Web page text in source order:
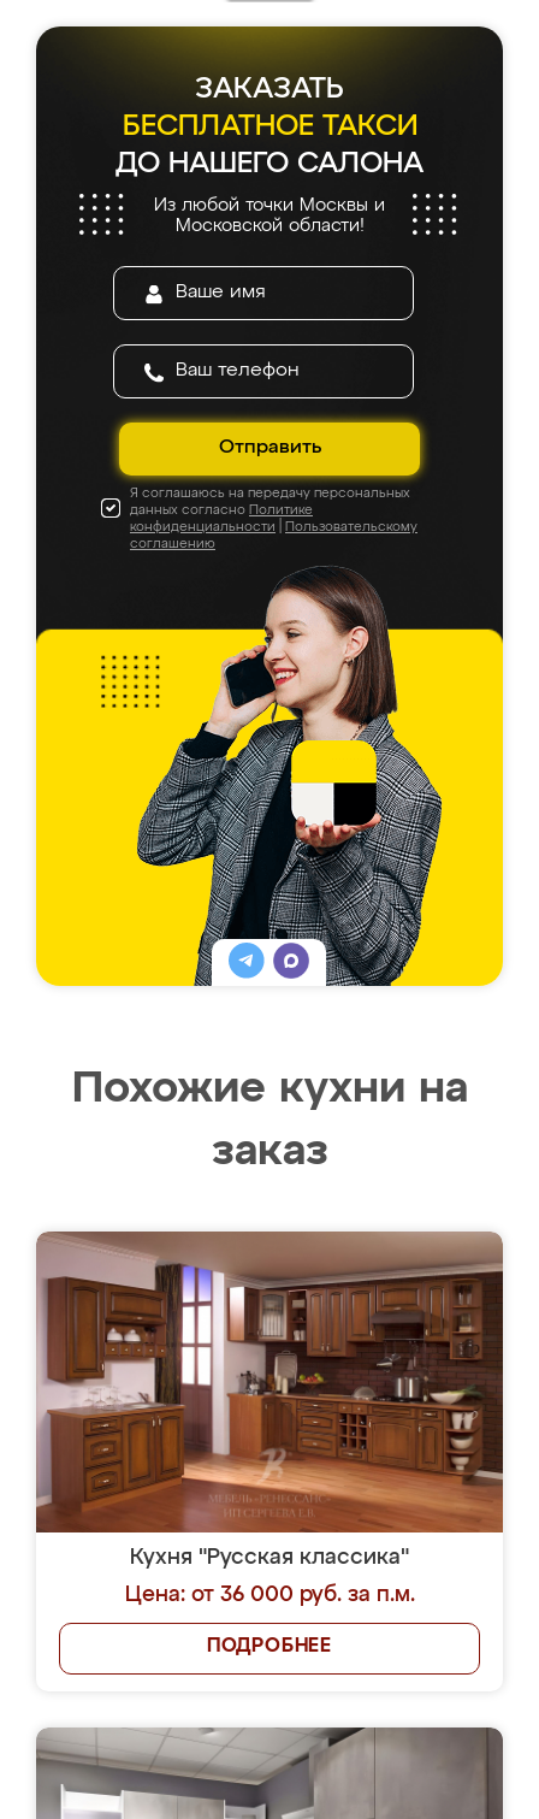
ЗАКАЗАТЬ
БЕСПЛАТНОЕ ТАКСИ
ДО НАШЕГО САЛОНА
Из любой точки Москвы и
Московской области!
Отправить
Я соглашаюсь на передачу персональных
данных согласно Политике
конфиденциальности
Пользовательскому
соглашению
Похожие кухни на
заказ
Кухня "Русская классика"
Цена: от 36 000 руб. за п.м.
ПОДРОБНЕЕ